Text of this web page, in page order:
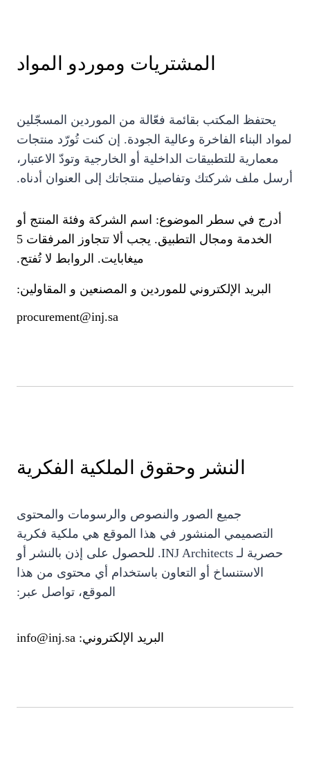
المشتريات وموردو المواد
يحتفظ المكتب بقائمة فعّالة من الموردين المسجّلين
لمواد البناء الفاخرة وعالية الجودة. إن كنت تُورّد منتجات
معمارية للتطبيقات الداخلية أو الخارجية وتودّ الاعتبار،
أرسل ملف شركتك وتفاصيل منتجاتك إلى العنوان أدناه.
أدرج في سطر الموضوع: اسم الشركة وفئة المنتج أو
الخدمة ومجال التطبيق. يجب ألا تتجاوز المرفقات 5
ميغابايت. الروابط لا تُفتح.
البريد الإلكتروني للموردين و المصنعين و المقاولين:
procurement@inj.sa
النشر وحقوق الملكية الفكرية
جميع الصور والنصوص والرسومات والمحتوى
التصميمي المنشور في هذا الموقع هي ملكية فكرية
حصرية لـ INJ Architects. للحصول على إذن بالنشر أو
الاستنساخ أو التعاون باستخدام أي محتوى من هذا
الموقع، تواصل عبر:
البريد الإلكتروني: info@inj.sa